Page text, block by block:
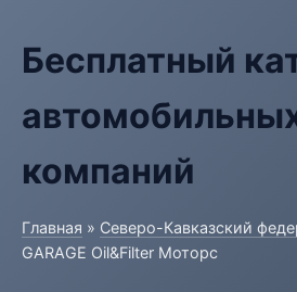
Бесплатный
компаний
Главная » Северо-Кавказский
GARAGE Oil&Filter Моторс